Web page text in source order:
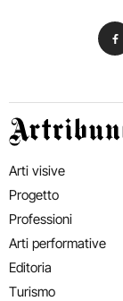
Artribune
Arti visive
Progetto
Professioni
Arti performative
Editoria
Turismo